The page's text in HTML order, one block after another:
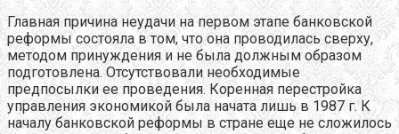
Главная причина неудачи на первом этапе банковской
реформы состояла в том, что она проводилась сверху,
методом принуждения и не была должным образом
подготовлена. Отсутствовали необходимые
предпосылки ее проведения. Коренная перестройка
управления экономикой была начата лишь в 1987 г. К
началу банковской реформы в стране еще не сложилось